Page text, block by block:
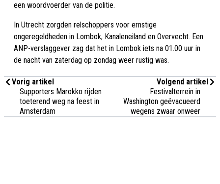
een woordvoerder van de politie.
In Utrecht zorgden relschoppers voor ernstige
ongeregeldheden in Lombok, Kanaleneiland en Overvecht. Een
ANP-verslaggever zag dat het in Lombok iets na 01.00 uur in
de nacht van zaterdag op zondag weer rustig was.
Vorig artikel
Supporters Marokko rijden
toeterend weg na feest in
Amsterdam
Volgend artikel
Festivalterrein in
Washington geëvacueerd
wegens zwaar onweer